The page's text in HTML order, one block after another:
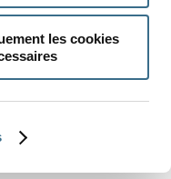
les cookies